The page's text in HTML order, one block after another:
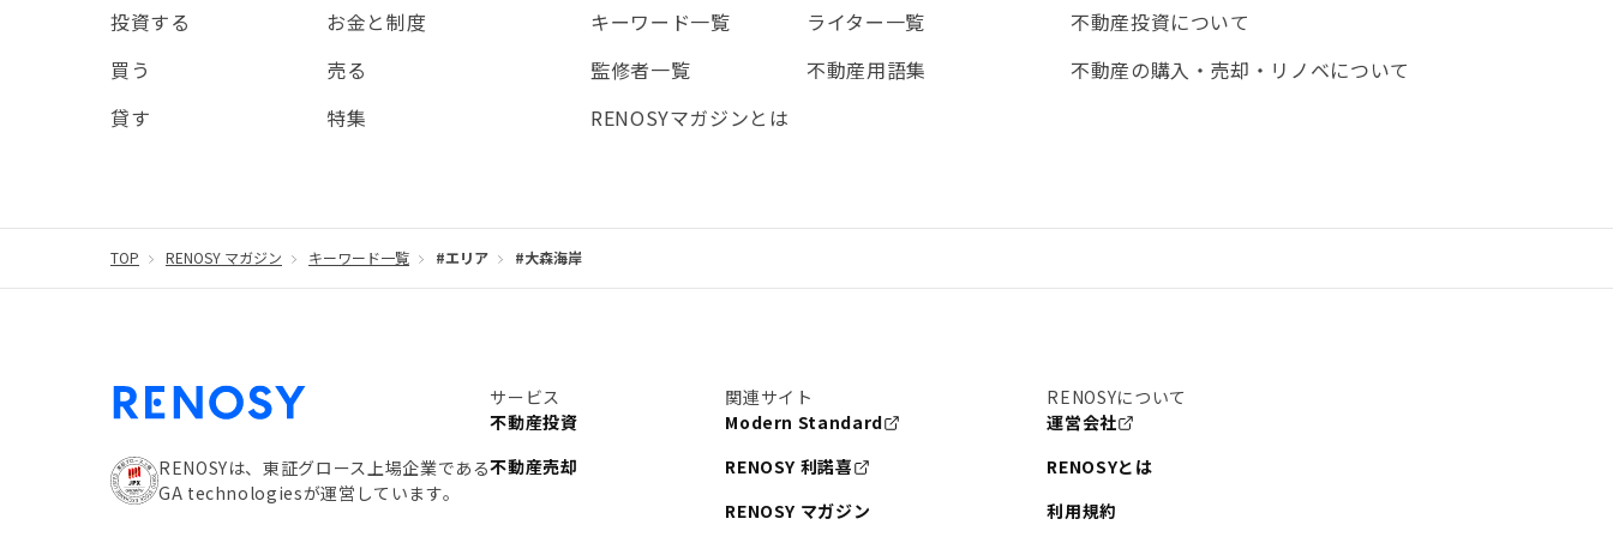
投資する
お金と制度
買う
売る
貸す
特集
キーワード一覧
ライター一覧
監修者一覧
不動産用語集
RENOSYマガジンとは
不動産投資について
不動産の購入・売却・リノベについて
TOP RENOSY マガジン キーワード一覧 #エリア #大森海岸
RENOSYは、東証グロース上場企業である
GA technologiesが運営しています。
サービス
不動産投資
不動産売却
関連サイト
Modern Standard
RENOSY 利諾喜
RENOSY マガジン
RENOSYについて
運営会社
RENOSYとは
利用規約